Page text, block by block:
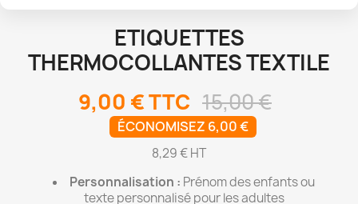
ETIQUETTES
THERMOCOLLANTES TEXTILE
9,00 €TTC 15,00 €
ÉCONOMISEZ 6,00 €
8,29 € HT
Personnalisation : Prénom des enfants ou
texte personnalisé pour les adultes